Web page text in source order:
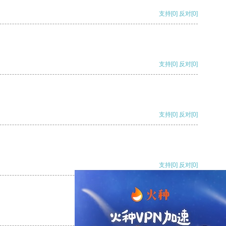
支持[0] 反对[0]
支持[0] 反对[0]
支持[0] 反对[0]
支持[0] 反对[0]
支持[0] 反对